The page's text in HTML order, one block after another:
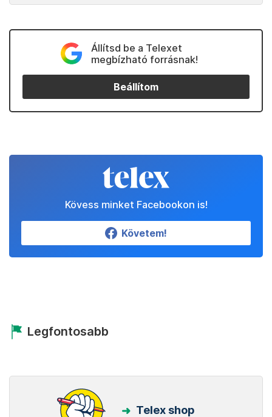
Állítsd be a Telexet
megbízható forrásnak!
Beállítom
Kövess minket Facebookon is!
Követem!
Legfontosabb
Telex shop